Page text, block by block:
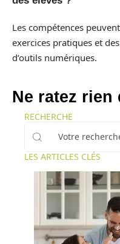
Les compétences
exercices pratiques et
d’outils numériques.
Ne ratez rien
RECHERCHE
LES ARTICLES CLÉS